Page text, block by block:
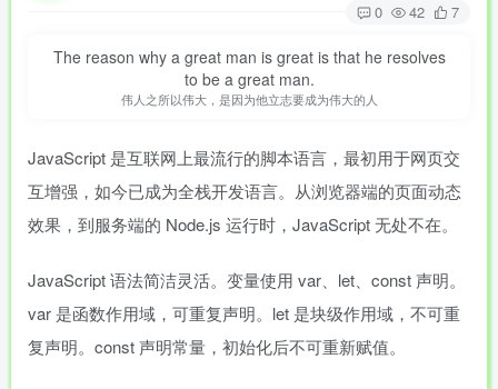
0 42 7
The reason why a great man is great is that he resolves
to be a great man.
伟人之所以伟大，是因为他立志要成为伟大的人
JavaScript 是互联网上最流行的脚本语言，最初用于网页交
互增强，如今已成为全栈开发语言。从浏览器端的页面动态
效果，到服务端的 Node.js 运行时，JavaScript 无处不在。
JavaScript 语法简洁灵活。变量使用 var、let、const 声明。
var 是函数作用域，可重复声明。let 是块级作用域，不可重
复声明。const 声明常量，初始化后不可重新赋值。